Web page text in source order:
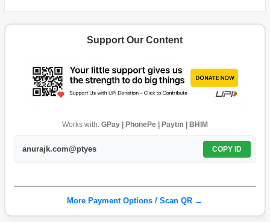
Support Our Content
Works with: GPay | PhonePe | Paytm | BHIM
anurajk.com@ptyes COPY ID
More Payment Options / Scan QR →